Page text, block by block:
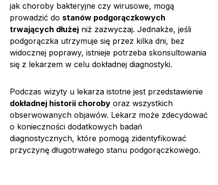
jak choroby bakteryjne czy wirusowe, mogą
prowadzić do stanów podgorączkowych
trwających dłużej niż zazwyczaj. Jednakże, jeśli
podgorączka utrzymuje się przez kilka dni, bez
widocznej poprawy, istnieje potrzeba skonsultowania
się z lekarzem w celu dokładnej diagnostyki.
Podczas wizyty u lekarza istotne jest przedstawienie
dokładnej historii choroby oraz wszystkich
obserwowanych objawów. Lekarz może zdecydować
o konieczności dodatkowych badań
diagnostycznych, które pomogą zidentyfikować
przyczynę długotrwałego stanu podgorączkowego.